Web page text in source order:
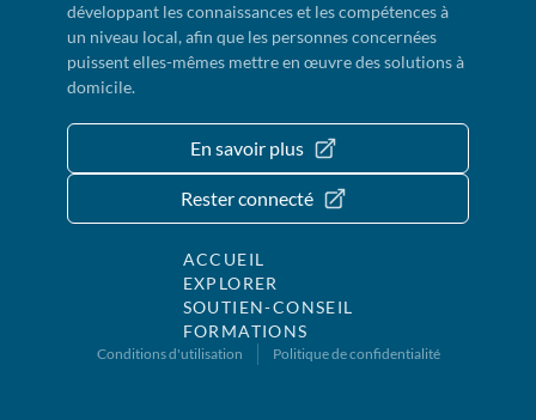
développant les connaissances et les compétences à
un niveau local, afin que les personnes concernées
puissent elles-mêmes mettre en œuvre des solutions à
domicile.
En savoir plus
Rester connecté
ACCUEIL
EXPLORER
SOUTIEN-CONSEIL
FORMATIONS
Conditions d'utilisation Politique de confidentialité